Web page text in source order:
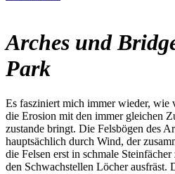
Arches und
Park
Es fasziniert mich immer wieder, wie
die Erosion mit den immer gleichen
zustande bringt. Die Felsbögen des
hauptsächlich durch Wind, der
die Felsen erst in schmale
den Schwachstellen Löcher ausfräst.